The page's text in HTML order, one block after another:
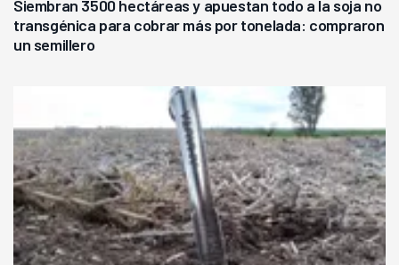
Siembran 3500 hectáreas y apuestan todo a la soja no
transgénica para cobrar más por tonelada: compraron
un semillero